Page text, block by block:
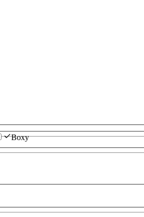
Boxy